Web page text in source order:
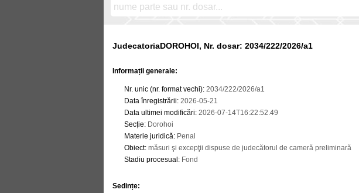
JudecatoriaDOROHOI, Nr. dosar: 2034/222/2026/a1
Informații generale:
Nr. unic (nr. format vechi): 2034/222/2026/a1
Data înregistrării: 2026-05-21
Data ultimei modificări: 2026-07-14T16:22:52.49
Secție: Dorohoi
Materie juridică: Penal
Obiect: măsuri şi excepţii dispuse de judecătorul de cameră preliminară
Stadiu procesual : Fond
Sedințe: